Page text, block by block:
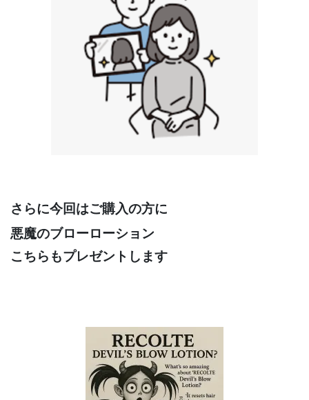
さらに今回はご購入の方に
悪魔のブローローション
こちらもプレゼントします